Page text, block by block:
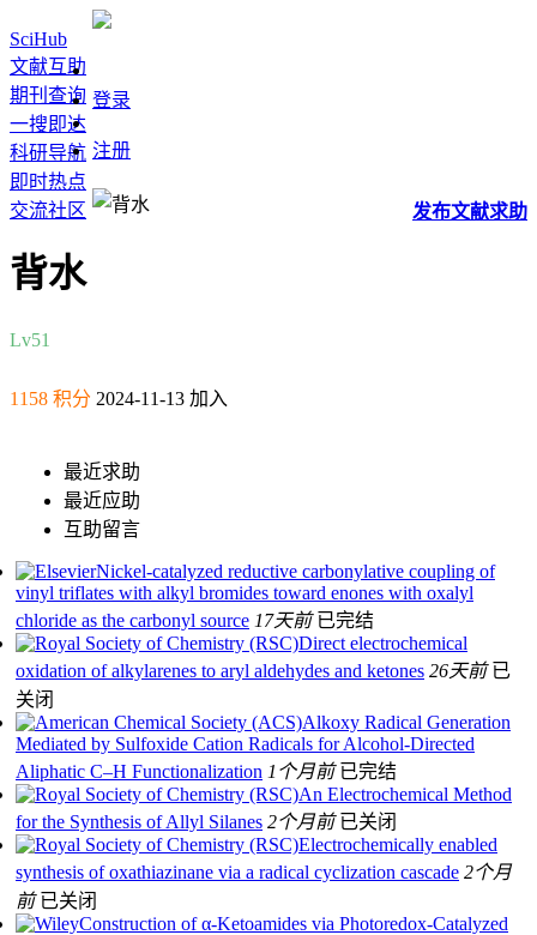
SciHub
文献互助
期刊查询
一搜即达
科研导航
即时热点
交流社区
登录
注册
发布文献求助
背水
Lv51
1158 积分 2024-11-13 加入
最近求助
最近应助
互助留言
Nickel-catalyzed reductive carbonylative coupling of
vinyl triflates with alkyl bromides toward enones with oxalyl
chloride as the carbonyl source 17天前 已完结
Direct electrochemical
oxidation of alkylarenes to aryl aldehydes and ketones 26天前 已
关闭
Alkoxy Radical Generation
Mediated by Sulfoxide Cation Radicals for Alcohol-Directed
Aliphatic C–H Functionalization 1个月前 已完结
An Electrochemical Method
for the Synthesis of Allyl Silanes 2个月前 已关闭
Electrochemically enabled
synthesis of oxathiazinane via a radical cyclization cascade 2个月
前 已关闭
Construction of α‐Ketoamides via Photoredox‐Catalyzed